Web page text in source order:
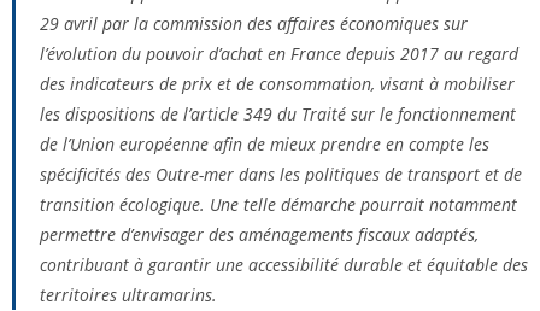
29 avril par la commission des affaires économiques sur
l’évolution du pouvoir d’achat en France depuis 2017 au regard
des indicateurs de prix et de consommation, visant à mobiliser
les dispositions de l’article 349 du Traité sur le fonctionnement
de l’Union européenne afin de mieux prendre en compte les
spécificités des Outre-mer dans les politiques de transport et de
transition écologique. Une telle démarche pourrait notamment
permettre d’envisager des aménagements fiscaux adaptés,
contribuant à garantir une accessibilité durable et équitable des
territoires ultramarins.